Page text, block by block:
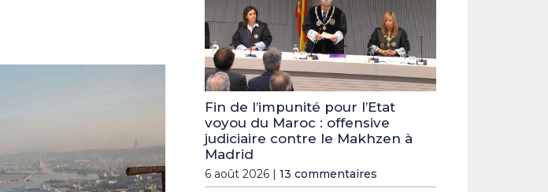
Fin de l’impunité pour l’Etat
voyou du Maroc : offensive
judiciaire contre le Makhzen à
Madrid
6 août 2026 | 13 commentaires